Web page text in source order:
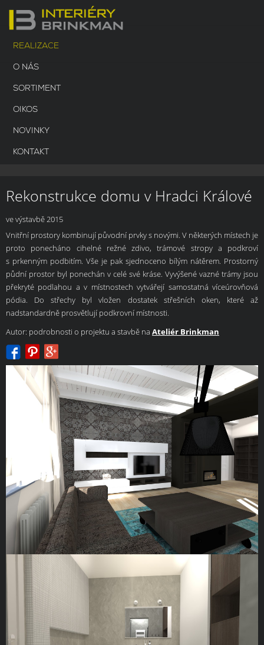
REALIZACE
O NÁS
SORTIMENT
OIKOS
NOVINKY
KONTAKT
Rekonstrukce domu v Hradci Králové
ve výstavbě 2015
Vnitřní prostory kombinují původní prvky s novými. V některých místech je
proto ponecháno cihelné režné zdivo, trámové stropy a podkroví
s prkenným podbitím. Vše je pak sjednoceno bílým nátěrem. Prostorný
půdní prostor byl ponechán v celé své kráse. Vyvýšené vazné trámy jsou
překryté podlahou a v místnostech vytvářejí samostatná víceúrovňová
pódia. Do střechy byl vložen dostatek střešních oken, které až
nadstandardně prosvětlují podkrovní místnosti.
Autor: podrobnosti o projektu a stavbě na Ateliér Brinkman